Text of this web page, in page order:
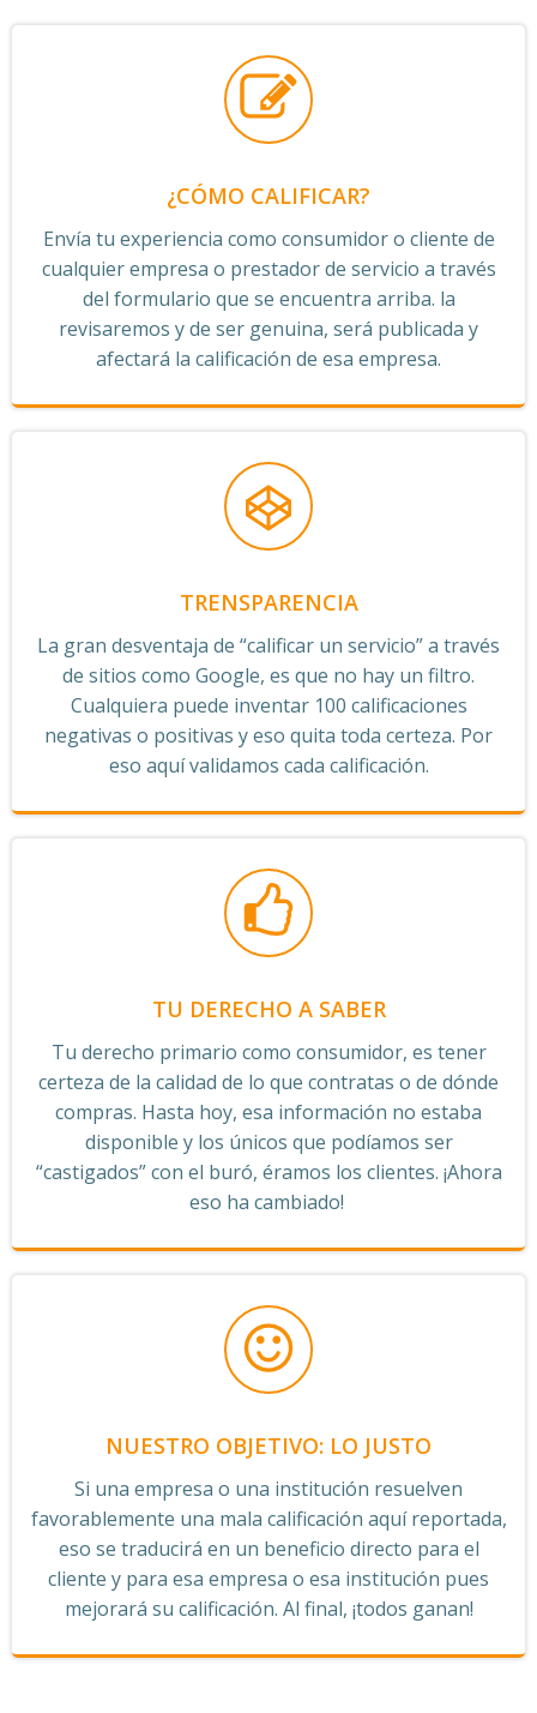
¿CÓMO CALIFICAR?
Envía tu experiencia como consumidor o cliente de
cualquier empresa o prestador de servicio a través
del formulario que se encuentra arriba. la
revisaremos y de ser genuina, será publicada y
afectará la calificación de esa empresa.
TRENSPARENCIA
La gran desventaja de “calificar un servicio” a través
de sitios como Google, es que no hay un filtro.
Cualquiera puede inventar 100 calificaciones
negativas o positivas y eso quita toda certeza. Por
eso aquí validamos cada calificación.
TU DERECHO A SABER
Tu derecho primario como consumidor, es tener
certeza de la calidad de lo que contratas o de dónde
compras. Hasta hoy, esa información no estaba
disponible y los únicos que podíamos ser
“castigados” con el buró, éramos los clientes. ¡Ahora
eso ha cambiado!
NUESTRO OBJETIVO: LO JUSTO
Si una empresa o una institución resuelven
favorablemente una mala calificación aquí reportada,
eso se traducirá en un beneficio directo para el
cliente y para esa empresa o esa institución pues
mejorará su calificación. Al final, ¡todos ganan!